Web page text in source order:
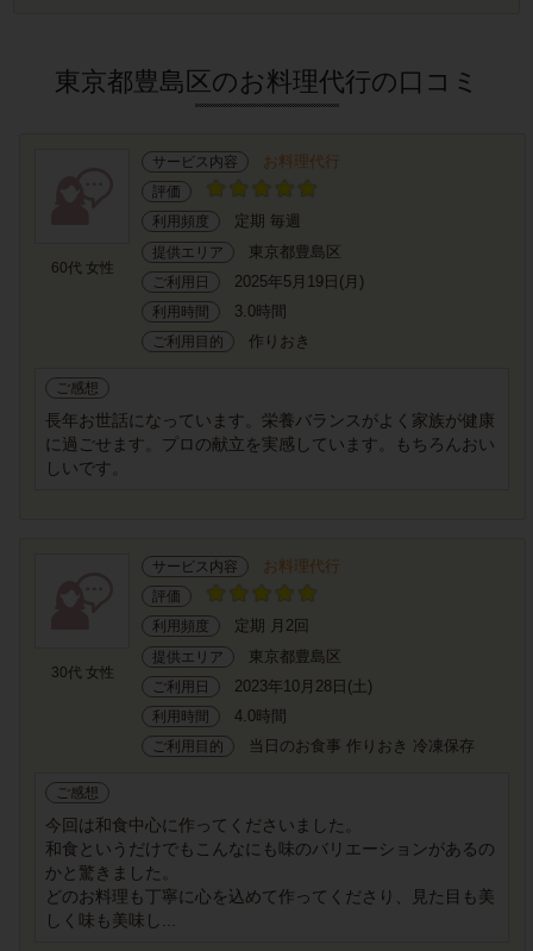
東京都豊島区のお料理代行の口コミ
60代 女性
サービス内容 お料理代行
評価
利用頻度
定期 毎週
提供エリア 東京都豊島区
ご利用日 2025年5月19日(月)
利用時間 3.0時間
ご利用目的 作りおき
ご感想
長年お世話になっています。栄養バランスがよく家族が健康
に過ごせます。プロの献立を実感しています。もちろんおい
しいです。
30代 女性
サービス内容 お料理代行
評価
利用頻度
定期 月2回
提供エリア 東京都豊島区
ご利用日 2023年10月28日(土)
利用時間 4.0時間
ご利用目的 当日のお食事 作りおき 冷凍保存
ご感想
今回は和食中心に作ってくださいました。
和食というだけでもこんなにも味のバリエーションがあるの
かと驚きました。
どのお料理も丁寧に心を込めて作ってくださり、見た目も美
しく味も美味し...